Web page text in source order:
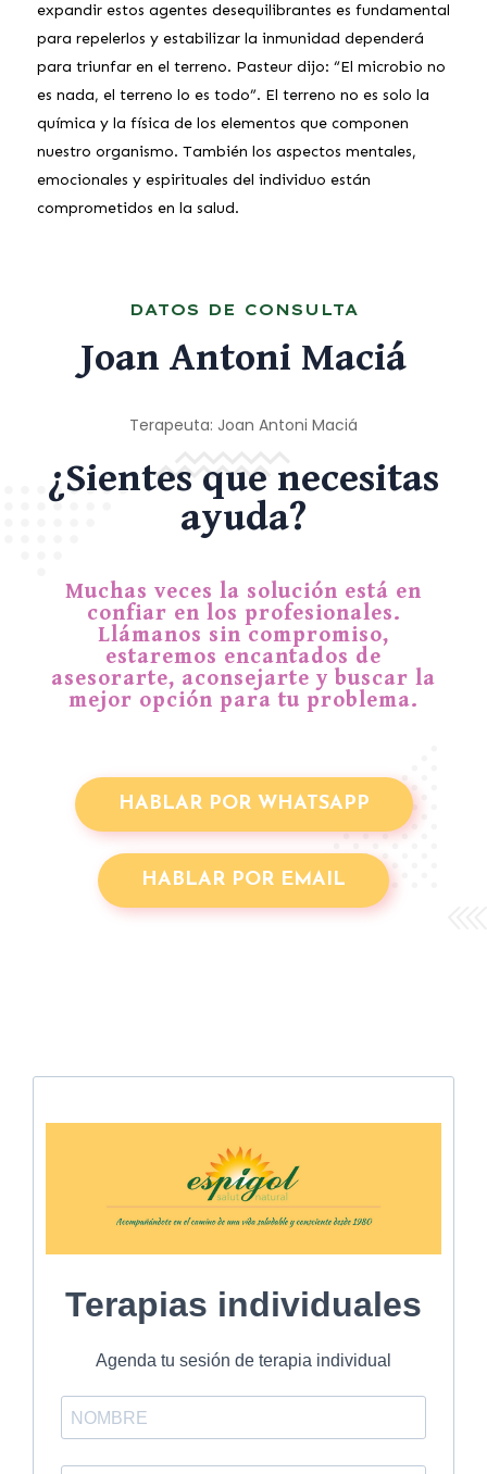
expandir estos agentes desequilibrantes es fundamental
para repelerlos y estabilizar la inmunidad dependerá
para triunfar en el terreno. Pasteur dijo: “El microbio no
es nada, el terreno lo es todo”. El terreno no es solo la
química y la física de los elementos que componen
nuestro organismo. También los aspectos mentales,
emocionales y espirituales del individuo están
comprometidos en la salud.
DATOS DE CONSULTA
Joan Antoni Maciá
Terapeuta: Joan Antoni Maciá
¿Sientes que necesitas
ayuda?
Muchas veces la solución está en
confiar en los profesionales.
Llámanos sin compromiso,
estaremos encantados de
asesorarte, aconsejarte y buscar la
mejor opción para tu problema.
HABLAR POR WHATSAPP
HABLAR POR EMAIL